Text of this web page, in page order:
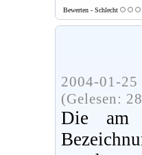
Bewerten - Schlecht
2004-01-
(Gelesen:
Die am